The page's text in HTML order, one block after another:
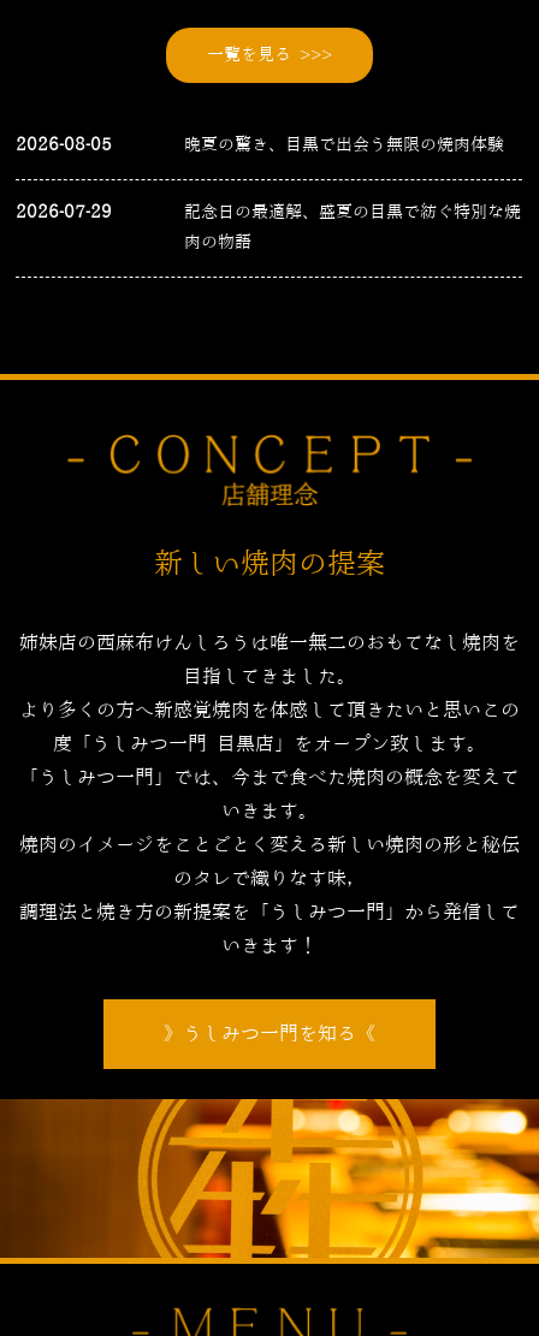
一覧を見る >>>
2026-08-05 晩夏の驚き、目黒で出会う無限の焼肉体験
2026-07-29
記念日の最適解、盛夏の目黒で紡ぐ特別な焼
肉の物語
新しい焼肉の提案
姉妹店の西麻布けんしろうは唯一無二のおもてなし焼肉を
目指してきました。
より多くの方へ新感覚焼肉を体感して頂きたいと思いこの
度「うしみつ一門 目黒店」をオープン致します。
「うしみつ一門」では、今まで食べた焼肉の概念を変えて
いきます。
焼肉のイメージをことごとく変える新しい焼肉の形と秘伝
のタレで織りなす味，
調理法と焼き方の新提案を「うしみつ一門」から発信して
いきます！
うしみつ一門を知る